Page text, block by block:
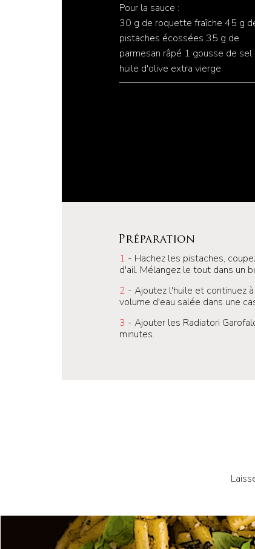
Pour la sauce :
30 g de roquette fraîche 45 g
pistaches écossées 35 g de
parmesan râpé 1 gousse de sel
huile d'olive extra vierge
Préparation
1 - Hachez les pistaches,
d'ail. Mélangez le tout dans un
2 - Ajoutez l'huile et continuez
volume d'eau salée dans une
3 - Ajouter les Radiatori
minutes.